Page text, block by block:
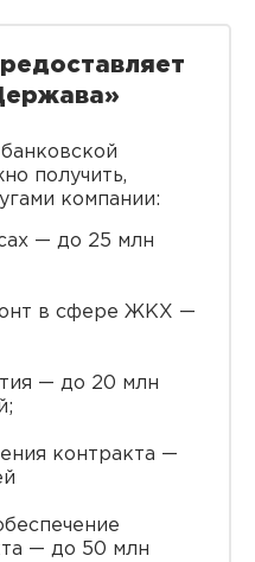
получить,
компании:
— до 25 млн
в сфере ЖКХ —
— до 20 млн
контракта —
— до 50 млн